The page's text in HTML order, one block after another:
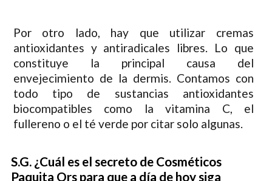
Por otro lado, hay que utilizar cremas
antioxidantes y antiradicales libres. Lo que
constituye la principal causa del
envejecimiento de la dermis. Contamos con
todo tipo de sustancias antioxidantes
biocompatibles como la vitamina C, el
fullereno o el té verde por citar solo algunas.
S.G. ¿Cuál es el secreto de Cosméticos
Paquita Ors para que a día de hoy siga